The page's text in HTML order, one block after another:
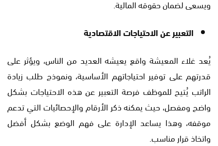
ويسعى لضمان حقوقه المالية.
التعبير عن الاحتياجات الاقتصادية
يُعد غلاء المعيشة واقع يعيشه العديد من الناس، ويؤثر على
قدرتهم على توفير احتياجاتهم الأساسية، ونموذج طلب زيادة
الراتب يُتيح للموظف فرصة التعبير عن هذه الاحتياجات بشكل
واضح ومفصل، حيث يمكنه ذكر الأرقام والإحصائيات التي تدعم
موقفه، وهذا يساعد الإدارة على فهم الوضع بشكل أفضل
واتخاذ قرار مناسب.